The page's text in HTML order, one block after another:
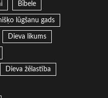
Bībele
lūgšanu gads
Dieva likums
Dieva žēlastība